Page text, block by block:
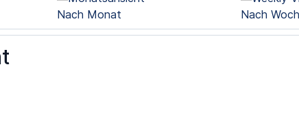
Nach Monat Nach